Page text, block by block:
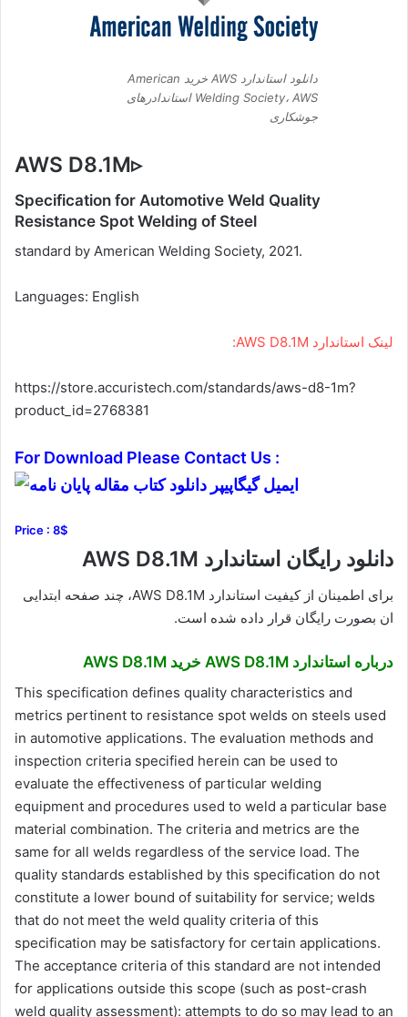
دانلود استاندارد AWS خرید American
Welding Society، AWS استاندادرهای
جوشکاری
AWS D8.1M▹
Specification for Automotive Weld Quality
Resistance Spot Welding of Steel
standard by American Welding Society, 2021.
Languages: English
لینک استاندارد AWS D8.1M:
https://store.accuristech.com/standards/aws-d8-1m?
product_id=2768381
For Download Please Contact Us :
Price : 8$
دانلود رایگان استاندارد AWS D8.1M
برای اطمینان از کیفیت استاندارد AWS D8.1M، چند صفحه ابتدایی
ان بصورت رایگان قرار داده شده است.
درباره استاندارد AWS D8.1M خرید AWS D8.1M
This specification defines quality characteristics and
metrics pertinent to resistance spot welds on steels used
in automotive applications. The evaluation methods and
inspection criteria specified herein can be used to
evaluate the effectiveness of particular welding
equipment and procedures used to weld a particular base
material combination. The criteria and metrics are the
same for all welds regardless of the service load. The
quality standards established by this specification do not
constitute a lower bound of suitability for service; welds
that do not meet the weld quality criteria of this
specification may be satisfactory for certain applications.
The acceptance criteria of this standard are not intended
for applications outside this scope (such as post-crash
weld quality assessment): attempts to do so may lead to an